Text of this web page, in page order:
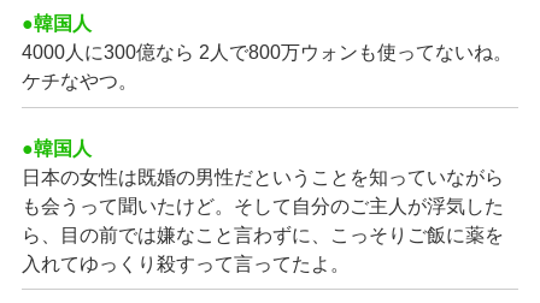
●韓国人
4000人に300億なら 2人で800万ウォンも使ってないね。
ケチなやつ。
●韓国人
日本の女性は既婚の男性だということを知っていながら
も会うって聞いたけど。そして自分のご主人が浮気した
ら、目の前では嫌なこと言わずに、こっそりご飯に薬を
入れてゆっくり殺すって言ってたよ。